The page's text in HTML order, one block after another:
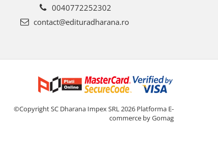
0040772252302
contact@edituradharana.ro
©Copyright SC Dharana Impex SRL 2026 Platforma E-
commerce by Gomag